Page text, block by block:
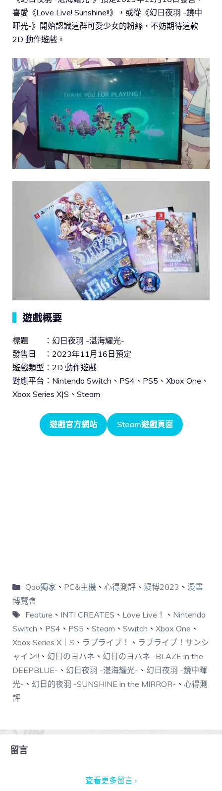
喜愛《Love Live! Sunshine!!》，或從《幻日夜羽 -鏡中
暉光-》開始認識這群可愛少女的粉絲，不妨期待這款
2D 動作遊戲。
遊戲概要
標題 ：幻日夜羽 -湛海耀光-
發售日 ：2023年11月16日預定
遊戲類型：2D 動作遊戲
對應平台：Nintendo Switch、PS4、PS5、Xbox One、
Xbox Series X|S、Steam
遊戲官方網站 Steam遊戲頁面
Qoo獨家 、 PC&主機、 心得測評、 漫博2023 、 漫畫
博覽會
Feature 、 INTI CREATES 、 Love Live！ 、 Nintendo
Switch 、 PS4 、 PS5 、 Steam 、 Switch 、 Xbox One 、
Xbox Series X｜S 、 ラブライブ！ 、 ラブライブ！サンシ
ャイン!! 、 幻日のヨハネ 、 幻日のヨハネ -BLAZE in the
DEEPBLUE- 、 幻日夜羽 -湛海耀光- 、 幻日夜羽 -鏡中暉
光- 、 幻日的夜羽 -SUNSHINE in the MIRROR- 、 心得測
評
留言
查看更多留言 ›